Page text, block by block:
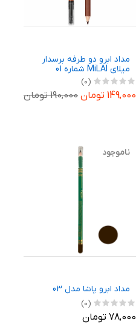
مداد ابرو دو طرفه برسدار
میلای MiLAI شماره 01
(0)
149,000 تومان 190,000 تومان
ناموجود
مداد ابرو پاشا مدل 03
(0)
78,000 تومان